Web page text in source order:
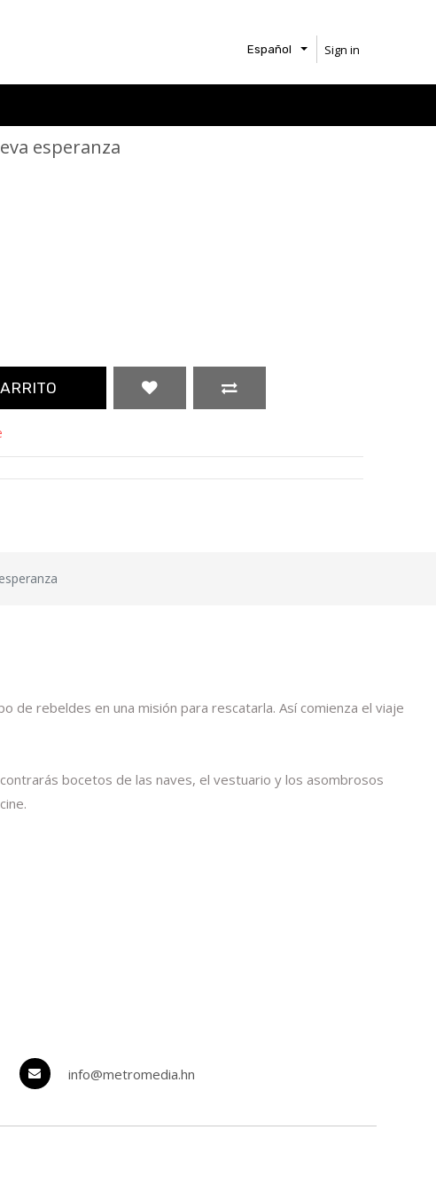
Español Sign in
esperanza
de rebeldes en una misión para rescatarla. Así comienza el viaje
bocetos de las naves, el vestuario y los asombrosos
info@metromedia.hn